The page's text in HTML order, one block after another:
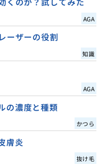
AGA
ーザーの役割
知識
AGA
の濃度と種類
かつら
膚炎
抜け毛